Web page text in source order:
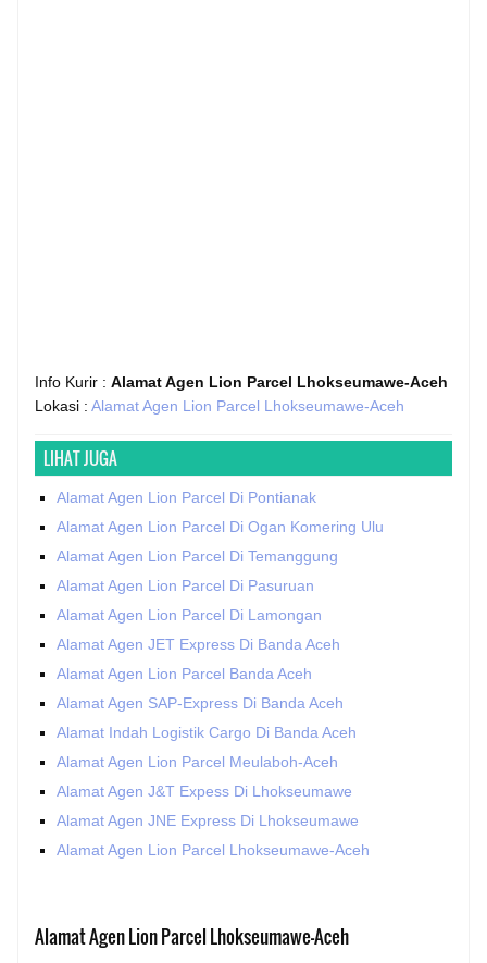
Info Kurir : Alamat Agen Lion Parcel Lhokseumawe-Aceh
Lokasi : Alamat Agen Lion Parcel Lhokseumawe-Aceh
LIHAT JUGA
Alamat Agen Lion Parcel Di Pontianak
Alamat Agen Lion Parcel Di Ogan Komering Ulu
Alamat Agen Lion Parcel Di Temanggung
Alamat Agen Lion Parcel Di Pasuruan
Alamat Agen Lion Parcel Di Lamongan
Alamat Agen JET Express Di Banda Aceh
Alamat Agen Lion Parcel Banda Aceh
Alamat Agen SAP-Express Di Banda Aceh
Alamat Indah Logistik Cargo Di Banda Aceh
Alamat Agen Lion Parcel Meulaboh-Aceh
Alamat Agen J&T Expess Di Lhokseumawe
Alamat Agen JNE Express Di Lhokseumawe
Alamat Agen Lion Parcel Lhokseumawe-Aceh
Alamat Agen Lion Parcel Lhokseumawe-Aceh